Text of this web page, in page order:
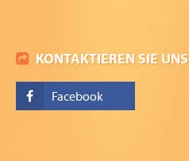
KONTAKTIEREN SIE UNS
Facebook